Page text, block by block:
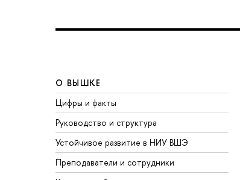
О ВЫШКЕ
Цифры и факты
Руководство и структура
Устойчивое развитие в НИУ ВШЭ
Преподаватели и сотрудники